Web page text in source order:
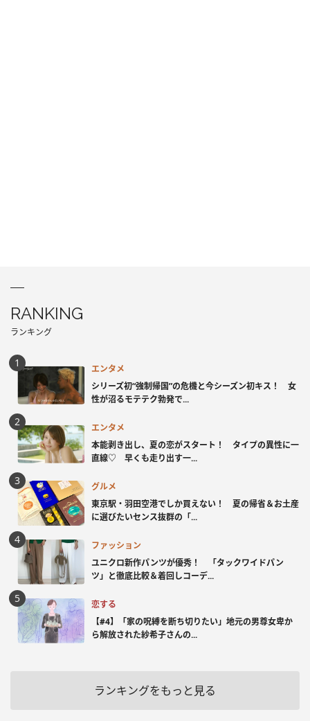
RANKING
ランキング
エンタメ
シリーズ初“強制帰国”の危機と今シーズン初キス！ 女
性が沼るモテテク勃発で...
エンタメ
本能剥き出し、夏の恋がスタート！ タイプの異性に一
直線♡ 早くも走り出す一...
グルメ
東京駅・羽田空港でしか買えない！ 夏の帰省＆お土産
に選びたいセンス抜群の「...
ファッション
ユニクロ新作パンツが優秀！ 「タックワイドパン
ツ」と徹底比較＆着回しコーデ...
恋する
【#4】「家の呪縛を断ち切りたい」地元の男尊女卑か
ら解放された紗希子さんの...
ランキングをもっと見る